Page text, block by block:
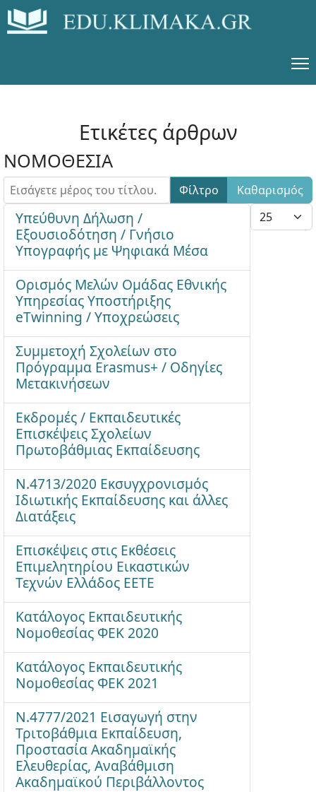
Ετικέτες άρθρων
ΝΟΜΟΘΕΣΙΑ
Εισάγετε μέρος του τίτλου. Φίλτρο
Καθαρισμός
Εμφάνιση #
Υπεύθυνη Δήλωση /
Εξουσιοδότηση / Γνήσιο
Υπογραφής με Ψηφιακά Μέσα
Ορισμός Μελών Ομάδας Εθνικής
Υπηρεσίας Υποστήριξης
eTwinning / Υποχρεώσεις
Συμμετοχή Σχολείων στο
Πρόγραμμα Erasmus+ / Οδηγίες
Μετακινήσεων
Εκδρομές / Εκπαιδευτικές
Επισκέψεις Σχολείων
Πρωτοβάθμιας Εκπαίδευσης
Ν.4713/2020 Εκσυγχρονισμός
Ιδιωτικής Εκπαίδευσης και άλλες
Διατάξεις
Επισκέψεις στις Εκθέσεις
Επιμελητηρίου Εικαστικών
Τεχνών Ελλάδος ΕΕΤΕ
Κατάλογος Εκπαιδευτικής
Νομοθεσίας ΦΕΚ 2020
Κατάλογος Εκπαιδευτικής
Νομοθεσίας ΦΕΚ 2021
Ν.4777/2021 Εισαγωγή στην
Τριτοβάθμια Εκπαίδευση,
Προστασία Ακαδημαϊκής
Ελευθερίας, Αναβάθμιση
Ακαδημαϊκού Περιβάλλοντος